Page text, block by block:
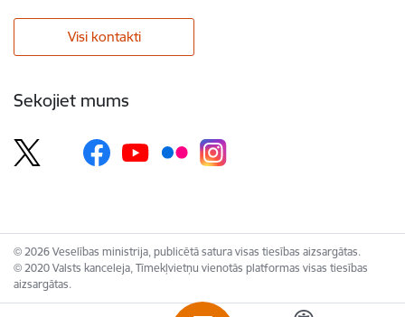
Visi kontakti
Sekojiet mums
© 2026 Veselības ministrija, publicētā satura visas tiesības aizsargātas.
© 2020 Valsts kanceleja, Tīmekļvietņu vienotās platformas visas tiesības
aizsargātas.